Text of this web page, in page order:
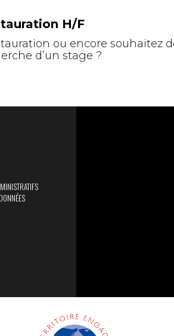
H/F
ou encore souhaitez
d’un stage ?